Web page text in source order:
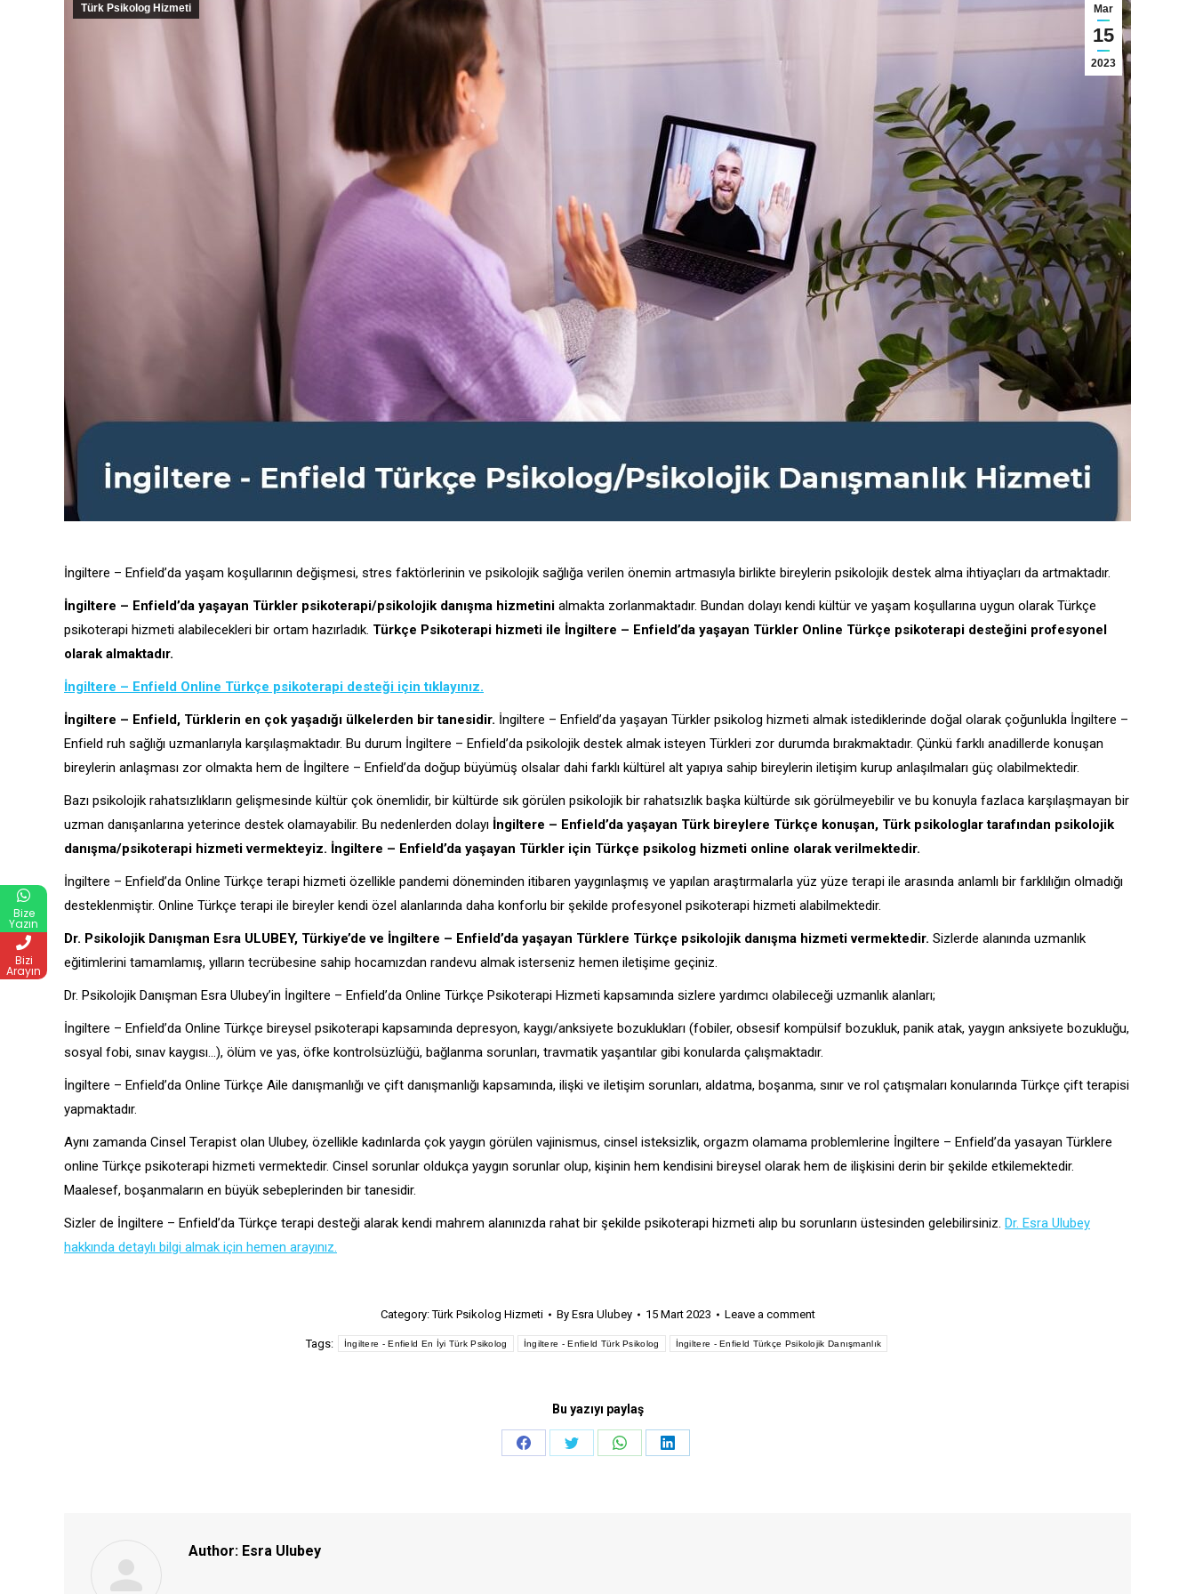
Mar
15
2023
Türk Psikolog Hizmeti
İngiltere – Enfield’da yaşam koşullarının değişmesi, stres faktörlerinin ve psikolojik sağlığa verilen önemin artmasıyla birlikte bireylerin psikolojik destek alma ihtiyaçları da artmaktadır.
İngiltere – Enfield’da yaşayan Türkler psikoterapi/psikolojik danışma hizmetini almakta zorlanmaktadır. Bundan dolayı kendi kültür ve yaşam koşullarına uygun olarak Türkçe
psikoterapi hizmeti alabilecekleri bir ortam hazırladık. Türkçe Psikoterapi hizmeti ile İngiltere – Enfield’da yaşayan Türkler Online Türkçe psikoterapi desteğini profesyonel
olarak almaktadır.
İngiltere – Enfield Online Türkçe psikoterapi desteği için tıklayınız.
İngiltere – Enfield, Türklerin en çok yaşadığı ülkelerden bir tanesidir. İngiltere – Enfield’da yaşayan Türkler psikolog hizmeti almak istediklerinde doğal olarak çoğunlukla İngiltere –
Enfield ruh sağlığı uzmanlarıyla karşılaşmaktadır. Bu durum İngiltere – Enfield’da psikolojik destek almak isteyen Türkleri zor durumda bırakmaktadır. Çünkü farklı anadillerde konuşan
bireylerin anlaşması zor olmakta hem de İngiltere – Enfield’da doğup büyümüş olsalar dahi farklı kültürel alt yapıya sahip bireylerin iletişim kurup anlaşılmaları güç olabilmektedir.
Bazı psikolojik rahatsızlıkların gelişmesinde kültür çok önemlidir, bir kültürde sık görülen psikolojik bir rahatsızlık başka kültürde sık görülmeyebilir ve bu konuyla fazlaca karşılaşmayan bir
uzman danışanlarına yeterince destek olamayabilir. Bu nedenlerden dolayı İngiltere – Enfield’da yaşayan Türk bireylere Türkçe konuşan, Türk psikologlar tarafından psikolojik
danışma/psikoterapi hizmeti vermekteyiz. İngiltere – Enfield’da yaşayan Türkler için Türkçe psikolog hizmeti online olarak verilmektedir.
İngiltere – Enfield’da Online Türkçe terapi hizmeti özellikle pandemi döneminden itibaren yaygınlaşmış ve yapılan araştırmalarla yüz yüze terapi ile arasında anlamlı bir farklılığın olmadığı
desteklenmiştir. Online Türkçe terapi ile bireyler kendi özel alanlarında daha konforlu bir şekilde profesyonel psikoterapi hizmeti alabilmektedir.
Dr. Psikolojik Danışman Esra ULUBEY, Türkiye’de ve İngiltere – Enfield’da yaşayan Türklere Türkçe psikolojik danışma hizmeti vermektedir. Sizlerde alanında uzmanlık
eğitimlerini tamamlamış, yılların tecrübesine sahip hocamızdan randevu almak isterseniz hemen iletişime geçiniz.
Dr. Psikolojik Danışman Esra Ulubey’in İngiltere – Enfield’da Online Türkçe Psikoterapi Hizmeti kapsamında sizlere yardımcı olabileceği uzmanlık alanları;
İngiltere – Enfield’da Online Türkçe bireysel psikoterapi kapsamında depresyon, kaygı/anksiyete bozuklukları (fobiler, obsesif kompülsif bozukluk, panik atak, yaygın anksiyete bozukluğu,
sosyal fobi, sınav kaygısı…), ölüm ve yas, öfke kontrolsüzlüğü, bağlanma sorunları, travmatik yaşantılar gibi konularda çalışmaktadır.
İngiltere – Enfield’da Online Türkçe Aile danışmanlığı ve çift danışmanlığı kapsamında, ilişki ve iletişim sorunları, aldatma, boşanma, sınır ve rol çatışmaları konularında Türkçe çift terapisi
yapmaktadır.
Aynı zamanda Cinsel Terapist olan Ulubey, özellikle kadınlarda çok yaygın görülen vajinismus, cinsel isteksizlik, orgazm olamama problemlerine İngiltere – Enfield’da yasayan Türklere
online Türkçe psikoterapi hizmeti vermektedir. Cinsel sorunlar oldukça yaygın sorunlar olup, kişinin hem kendisini bireysel olarak hem de ilişkisini derin bir şekilde etkilemektedir.
Maalesef, boşanmaların en büyük sebeplerinden bir tanesidir.
Sizler de İngiltere – Enfield’da Türkçe terapi desteği alarak kendi mahrem alanınızda rahat bir şekilde psikoterapi hizmeti alıp bu sorunların üstesinden gelebilirsiniz. Dr. Esra Ulubey
hakkında detaylı bilgi almak için hemen arayınız.
Category:Türk Psikolog Hizmeti By Esra Ulubey 15 Mart 2023 Leave a comment
Tags: İngiltere - Enfield En İyi Türk Psikolog İngiltere - Enfield Türk Psikolog İngiltere - Enfield Türkçe Psikolojik Danışmanlık
Bu yazıyı paylaş
Share
Share
Share
Share
Author: Esra Ulubey
Bize
Yazın
Bizi
Arayın